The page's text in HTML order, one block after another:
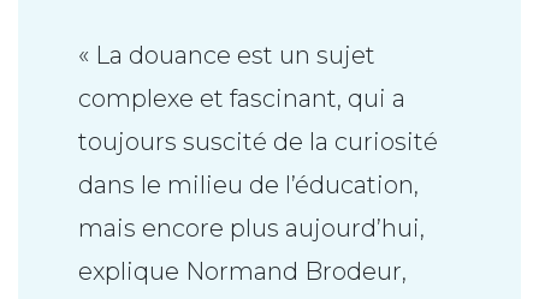
« La douance est un sujet
complexe et fascinant, qui a
toujours suscité de la curiosité
dans le milieu de l’éducation,
mais encore plus aujourd’hui,
explique Normand Brodeur,